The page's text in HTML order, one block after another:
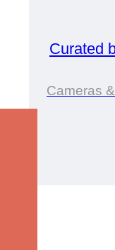
Curated
Cameras